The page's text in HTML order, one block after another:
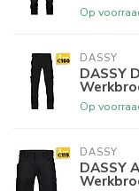
Op
DASSY
DASSY
Op
DASSY
DASSY